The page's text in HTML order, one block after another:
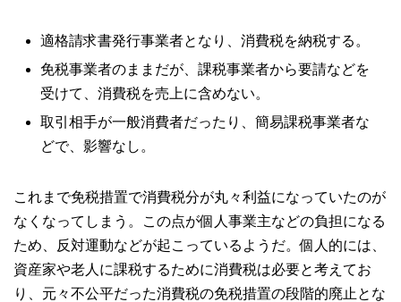
適格請求書発行事業者となり、消費税を納税する。
免税事業者のままだが、課税事業者から要請などを
受けて、消費税を売上に含めない。
取引相手が一般消費者だったり、簡易課税事業者な
どで、影響なし。
これまで免税措置で消費税分が丸々利益になっていたのが
なくなってしまう。この点が個人事業主などの負担になる
ため、反対運動などが起こっているようだ。個人的には、
資産家や老人に課税するために消費税は必要と考えてお
り、元々不公平だった消費税の免税措置の段階的廃止とな